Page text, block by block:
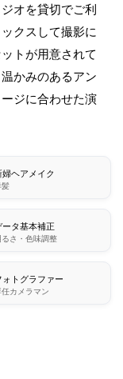
オを貸切でご利
クスして撮影に
トが用意されて
かみのあるアン
ジに合わせた演
婦ヘアメイク
ータ基本補正
さ・色味調整
ォトグラファー
カメラマン